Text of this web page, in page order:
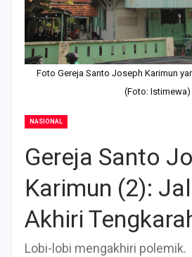
Foto Gereja Santo Joseph Karimun
(Foto: Istimewa)
NASIONAL
Gereja Santo
Karimun (2):
Akhiri
Lobi-lobi mengakhiri polemik.